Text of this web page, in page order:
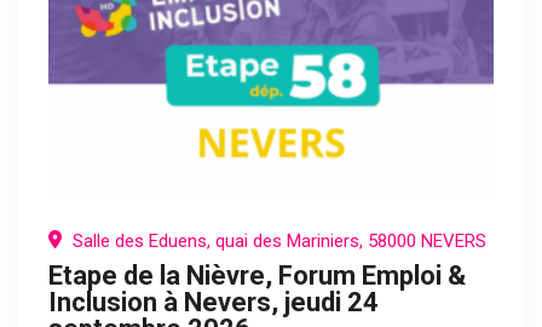
Salle des Eduens, quai des Mariniers, 58000 NEVERS
Etape de la Nièvre, Forum Emploi &
Inclusion à Nevers, jeudi 24